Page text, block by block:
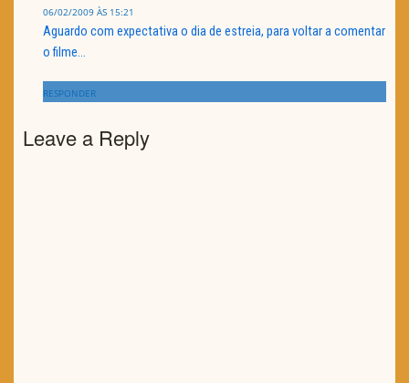
06/02/2009 ÀS 15:21
Aguardo com expectativa o dia de estreia, para voltar a comentar
o filme…
RESPONDER
Leave a Reply